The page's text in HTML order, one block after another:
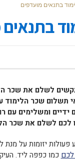
בתנאים מועדפים
לשלם את שכר
תשלום שכר
ידיים ומשלימים עם
לכם לשלם את שכר
פעולות יזומות על
כמו כפפה ליד.